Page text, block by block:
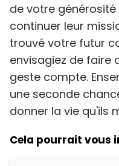
de votre
continuer leur
trouvé votre futur
envisagiez de faire
geste compte.
une seconde
donner la vie qu'ils
Cela pourrait vous